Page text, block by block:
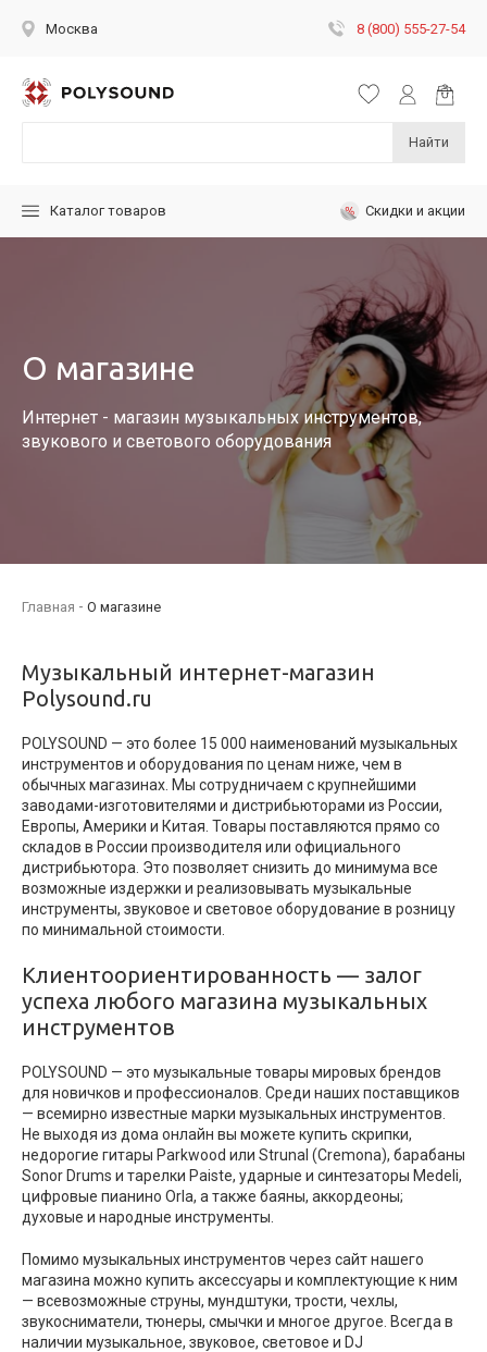
Москва 8 (800) 555-27-54
Найти
Каталог товаров Скидки и акции
О магазине
Интернет - магазин музыкальных инструментов,
звукового и светового оборудования
Главная О магазине
Музыкальный интернет-магазин
Polysound.ru
POLYSOUND — это более 15 000 наименований музыкальных
инструментов и оборудования по ценам ниже, чем в
обычных магазинах. Мы сотрудничаем с крупнейшими
заводами-изготовителями и дистрибьюторами из России,
Европы, Америки и Китая. Товары поставляются прямо со
складов в России производителя или официального
дистрибьютора. Это позволяет снизить до минимума все
возможные издержки и реализовывать музыкальные
инструменты, звуковое и световое оборудование в розницу
по минимальной стоимости.
Клиентоориентированность — залог
успеха любого магазина музыкальных
инструментов
POLYSOUND — это музыкальные товары мировых брендов
для новичков и профессионалов. Среди наших поставщиков
— всемирно известные марки музыкальных инструментов.
Не выходя из дома онлайн вы можете купить скрипки,
недорогие гитары Parkwood или Strunal (Cremona), барабаны
Sonor Drums и тарелки Paiste, ударные и синтезаторы Medeli,
цифровые пианино Orla, а также баяны, аккордеоны;
духовые и народные инструменты.
Помимо музыкальных инструментов через сайт нашего
магазина можно купить аксессуары и комплектующие к ним
— всевозможные струны, мундштуки, трости, чехлы,
звукосниматели, тюнеры, смычки и многое другое. Всегда в
наличии музыкальное, звуковое, световое и DJ